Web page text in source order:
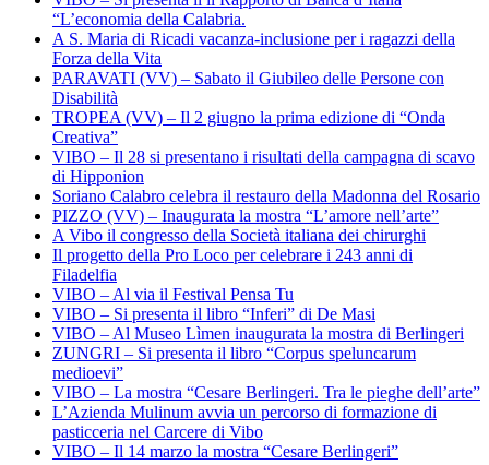
“L’economia della Calabria.
A S. Maria di Ricadi vacanza-inclusione per i ragazzi della
Forza della Vita
PARAVATI (VV) – Sabato il Giubileo delle Persone con
Disabilità
TROPEA (VV) – Il 2 giugno la prima edizione di “Onda
Creativa”
VIBO – Il 28 si presentano i risultati della campagna di scavo
di Hipponion
Soriano Calabro celebra il restauro della Madonna del Rosario
PIZZO (VV) – Inaugurata la mostra “L’amore nell’arte”
A Vibo il congresso della Società italiana dei chirurghi
Il progetto della Pro Loco per celebrare i 243 anni di
Filadelfia
VIBO – Al via il Festival Pensa Tu
VIBO – Si presenta il libro “Inferi” di De Masi
VIBO – Al Museo Lìmen inaugurata la mostra di Berlingeri
ZUNGRI – Si presenta il libro “Corpus speluncarum
medioevi”
VIBO – La mostra “Cesare Berlingeri. Tra le pieghe dell’arte”
L’Azienda Mulinum avvia un percorso di formazione di
pasticceria nel Carcere di Vibo
VIBO – Il 14 marzo la mostra “Cesare Berlingeri”